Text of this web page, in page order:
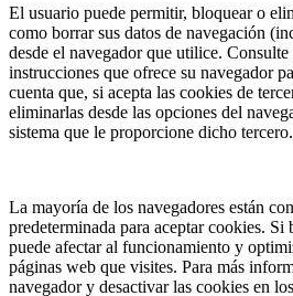
El usuario puede permitir, bloquear o
como borrar sus datos de navegación
desde el navegador que utilice. Consulte
instrucciones que ofrece su navegador
cuenta que, si acepta las cookies de
eliminarlas desde las opciones del
sistema que le proporcione dicho tercero.
La mayoría de los navegadores están
predeterminada para aceptar cookies. Si
puede afectar al funcionamiento y
páginas web que visites. Para más
navegador y desactivar las cookies en